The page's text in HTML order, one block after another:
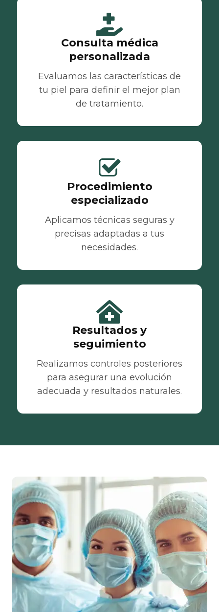
Consulta médica
personalizada
Evaluamos las características de
tu piel para definir el mejor plan
de tratamiento.
Procedimiento
especializado
Aplicamos técnicas seguras y
precisas adaptadas a tus
necesidades.
Resultados y
seguimiento
Realizamos controles posteriores
para asegurar una evolución
adecuada y resultados naturales.